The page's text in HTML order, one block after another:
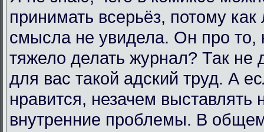
принимать всерьёз, потому
смысла не увидела. Он про то,
тяжело делать журнал? Так не
для вас такой адский труд. А
нравится, незачем выставлять
внутренние проблемы. В